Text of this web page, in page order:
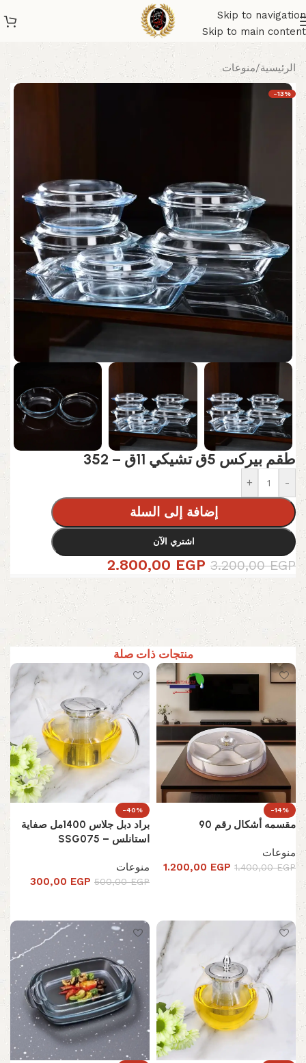
Skip to navigation
Skip to main content
الرئيسية/منوعات
-13%
طقم بيركس 5ق تشيكي 11ق – 352
-
+
إضافة إلى السلة
اشتري الآن
3.200,00EGP
2.800,00 EGP
منتجات ذات صلة
-14%
مقسمه أشكال رقم 90
منوعات
1.400,00EGP
1.200,00 EGP
-40%
براد دبل جلاس 1400مل صفاية
استانلس – SSG075
منوعات
500,00EGP
300,00 EGP